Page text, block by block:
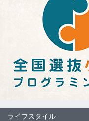
ライフスタイル